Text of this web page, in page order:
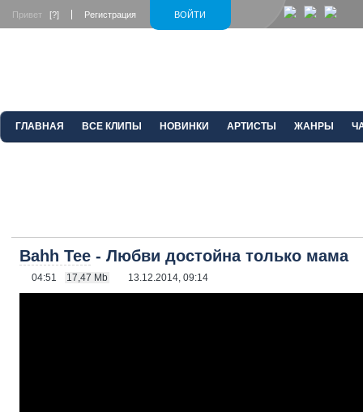
ВОЙТИ
Привет [?] Регистрация
ГЛАВНАЯ ВСЕ КЛИПЫ НОВИНКИ АРТИСТЫ ЖАНРЫ
Bahh Tee - Любви достойна только мама
04:51 17,47 Mb 13.12.2014, 09:14